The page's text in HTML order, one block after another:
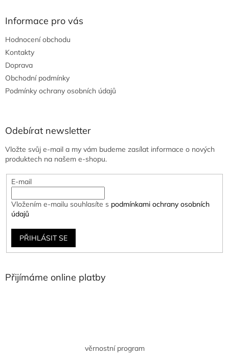
Informace pro vás
Hodnocení obchodu
Kontakty
Doprava
Obchodní podmínky
Podmínky ochrany osobních údajů
Odebírat newsletter
Vložte svůj e-mail a my vám budeme zasílat informace o nových
produktech na našem e-shopu.
E-mail
Vložením e-mailu souhlasíte s podmínkami ochrany osobních
údajů
PŘIHLÁSIT SE
Přijímáme online platby
věrnostní program